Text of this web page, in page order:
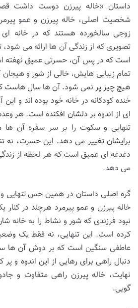
داستان «خاله پیرزن دوست داشت
شخصیت اصلی، خاله پیرزن و عمو
زوجی سالخورده هستند که در خانه
تصویری که از زندگی آن ها ارائه می
است که در پس آن، حسرتی عمیق نهفته
تمام زیبایی هایش، خالی از شور و
هیچ چیز پر نمی شود. آن ها سال هاست
خنده کودکانه در خانه خود بوده اند و این
ای از اندوه بر دلشان افکنده است. هر
تنهایی و سکوت را بر سر سفره آن ها
برایشان تغییر می دهد. این حسرت، نه
دغدغه ای عمیق است که هر لحظه از
می دهد.
گره اصلی داستان در همین حس تنهایی و
خاله پیرزن و عمو پیرمرد هرچند در کنار
نبود فرزندی که شور و نشاط را به خانه
کرده است. این تنهایی، نه فقط یک
عاطفی سنگین است که بر دوش آن ها
دنبال راهی برای رهایی از این اندوه و
نهایت، خاله پیرزن راهی متفاوت و
گویی.